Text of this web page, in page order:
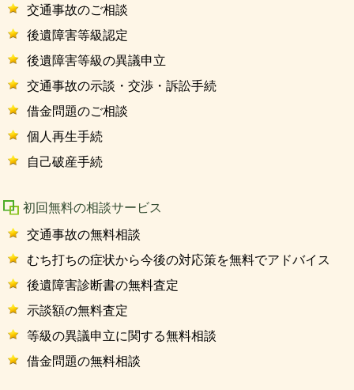
交通事故のご相談
後遺障害等級認定
後遺障害等級の異議申立
交通事故の示談・交渉・訴訟手続
借金問題のご相談
個人再生手続
自己破産手続
初回無料の相談サービス
交通事故の無料相談
むち打ちの症状から今後の対応策を無料でアドバイス
後遺障害診断書の無料査定
示談額の無料査定
等級の異議申立に関する無料相談
借金問題の無料相談